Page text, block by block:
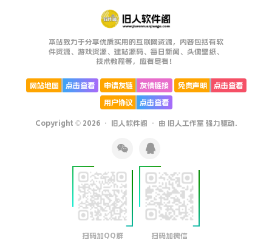
本站致力于分享优质实用的互联网资源，内容包括有软
件资源、游戏资源、建站源码、每日新闻、头像壁纸、
技术教程等，应有尽有！
网站地图 点击查看 申请友链 友情链接 免责声明
点击查看
用户协议
点击查看
Copyright © 2026 · 旧人软件阁 · 由 旧人工作室 强力驱动.
扫码加QQ群 扫码加微信